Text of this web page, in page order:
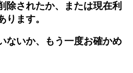
除されたか、または現在利
ります。
ないか、もう一度お確かめ